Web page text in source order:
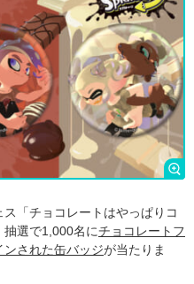
「チョコレートはやっぱりコ
抽選で1,000名にチョコレートフ
ンされた缶バッジが当たりま